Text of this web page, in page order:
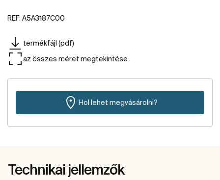
REF: A5A3187C00
termékfájl (pdf)
az összes méret megtekintése
Hol lehet megvásárolni?
Technikai jellemzők